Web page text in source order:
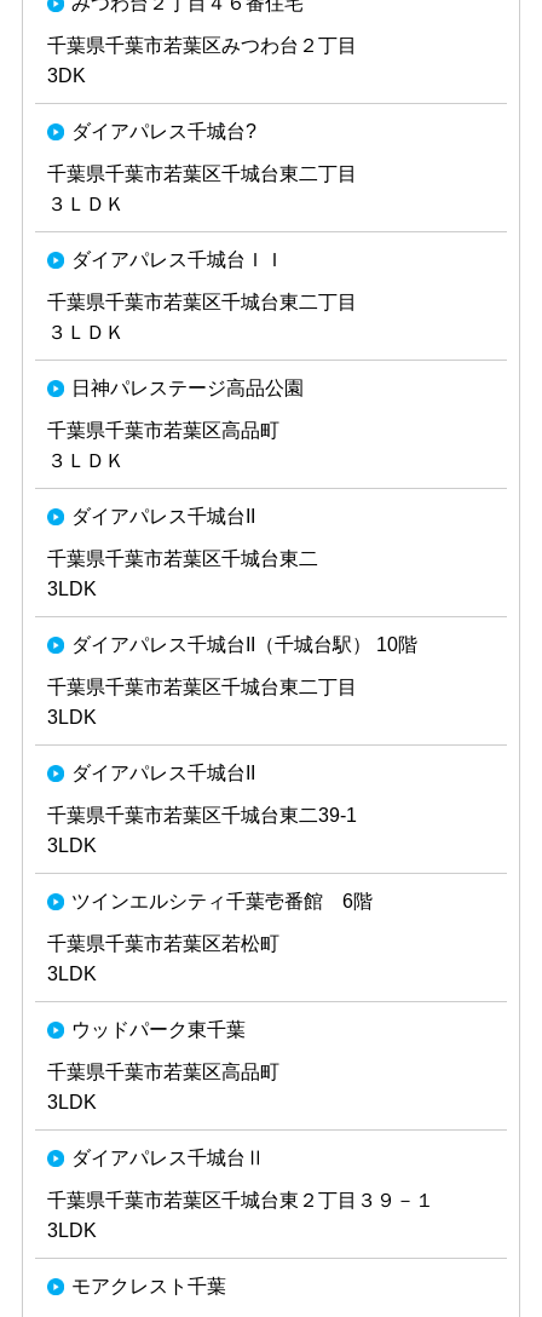
千葉県千葉市若葉区みつわ台２丁目
3DK
ダイアパレス千城台?
千葉県千葉市若葉区千城台東二丁目
３ＬＤＫ
ダイアパレス千城台ＩＩ
千葉県千葉市若葉区千城台東二丁目
３ＬＤＫ
日神パレステージ高品公園
千葉県千葉市若葉区高品町
３ＬＤＫ
ダイアパレス千城台II
千葉県千葉市若葉区千城台東二
3LDK
ダイアパレス千城台II（千城台駅） 10階
千葉県千葉市若葉区千城台東二丁目
3LDK
ダイアパレス千城台II
千葉県千葉市若葉区千城台東二39-1
3LDK
ツインエルシティ千葉壱番館 6階
千葉県千葉市若葉区若松町
3LDK
ウッドパーク東千葉
千葉県千葉市若葉区高品町
3LDK
ダイアパレス千城台Ⅱ
千葉県千葉市若葉区千城台東２丁目３９－１
3LDK
モアクレスト千葉